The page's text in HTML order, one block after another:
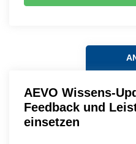
AEVO Wissens-
Feedback und
einsetzen